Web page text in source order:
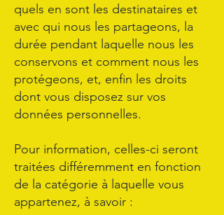
quels en sont les destinataires et
avec qui nous les partageons, la
durée pendant laquelle nous les
conservons et comment nous les
protégeons, et, enfin les droits
dont vous disposez sur vos
données personnelles.
Pour information, celles-ci seront
traitées différemment en fonction
de la catégorie à laquelle vous
appartenez, à savoir :